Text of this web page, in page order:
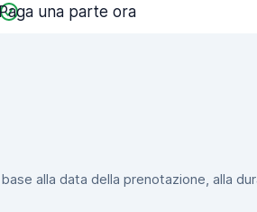
Paga una parte ora
alla data della prenotazione, alla